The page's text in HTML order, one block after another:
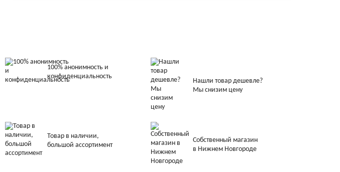
100% анонимность и
конфиденциальность
Нашли товар дешевле?
Мы снизим цену
Товар в наличии,
большой ассортимент
Собственный магазин
в Нижнем Новгороде